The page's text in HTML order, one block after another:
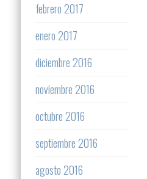
febrero 2017
enero 2017
diciembre 2016
noviembre 2016
octubre 2016
septiembre 2016
agosto 2016